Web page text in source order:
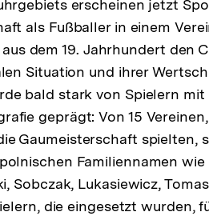
erscheinen jetzt
als Fußballer in einem
dem 19. Jahrhundert den
Situation und ihrer
bald stark von Spielern mit
geprägt: Von 15
Gaumeisterschaft spielten,
Familiennamen wie
Sobczak, Lukasiewicz,
die eingesetzt wurden,